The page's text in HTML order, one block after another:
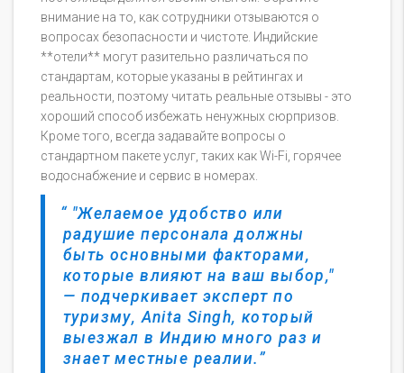
внимание на то, как сотрудники отзываются о
вопросах безопасности и чистоте. Индийские
**отели** могут разительно различаться по
стандартам, которые указаны в рейтингах и
реальности, поэтому читать реальные отзывы - это
хороший способ избежать ненужных сюрпризов.
Кроме того, всегда задавайте вопросы о
стандартном пакете услуг, таких как Wi-Fi, горячее
водоснабжение и сервис в номерах.
"Желаемое удобство или
радушие персонала должны
быть основными факторами,
которые влияют на ваш выбор,"
— подчеркивает эксперт по
туризму, Anita Singh, который
выезжал в Индию много раз и
знает местные реалии.